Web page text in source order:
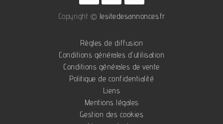
Copyright © lesitedesannonces.fr
Règles de diffusion
Conditions générales d'utilisation
Conditions générales de vente
Politique de confidentialité
Liens
Mentions légales
Gestion des cookies